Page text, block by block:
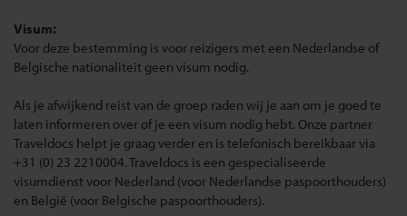
Visum:
Voor deze bestemming is voor reizigers met een Nederlandse of
Belgische nationaliteit geen visum nodig.
Als je afwijkend reist van de groep raden wij je aan om je goed te
laten informeren over of je een visum nodig hebt. Onze partner
Traveldocs helpt je graag verder en is telefonisch bereikbaar via
+31 (0) 23 2210004. Traveldocs is een gespecialiseerde
visumdienst voor Nederland (voor Nederlandse paspoorthouders)
en België (voor Belgische paspoorthouders).